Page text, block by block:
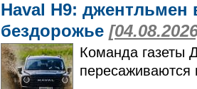
Haval H9:
бездорожье
Команда газеты
пересаживаются